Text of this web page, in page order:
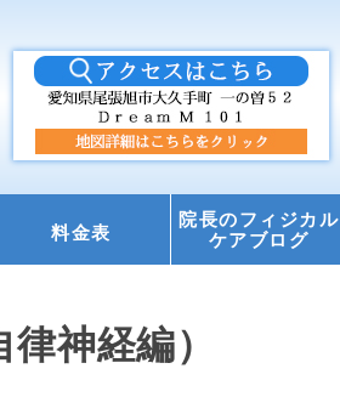
料金表
院長のフィジカル
ケアブログ
神経編）